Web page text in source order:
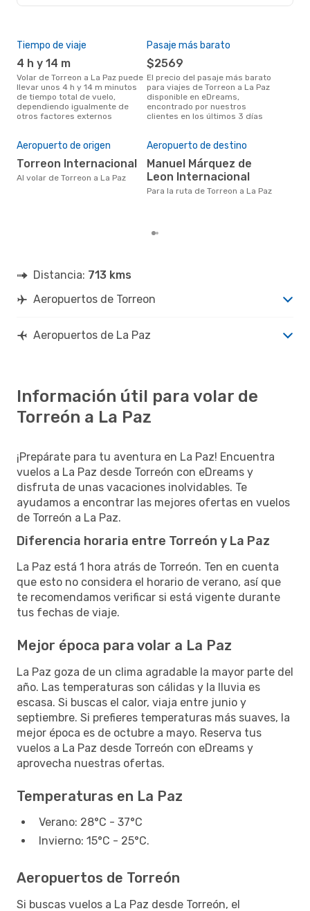
Tiempo de viaje
4 h y 14 m
Volar de Torreon a La Paz puede
llevar unos 4 h y 14 m minutos
de tiempo total de vuelo,
dependiendo igualmente de
otros factores externos
Pasaje más barato
$2569
El precio del pasaje más barato
para viajes de Torreon a La Paz
disponible en eDreams,
encontrado por nuestros
clientes en los últimos 3 días
Aeropuerto de origen
Torreon Internacional
Al volar de Torreon a La Paz
Aeropuerto de destino
Manuel Márquez de
Leon Internacional
Para la ruta de Torreon a La Paz
Distancia: 713 kms
Aeropuertos de Torreon
Aeropuertos de La Paz
Información útil para volar de
Torreón a La Paz
¡Prepárate para tu aventura en La Paz! Encuentra
vuelos a La Paz desde Torreón con eDreams y
disfruta de unas vacaciones inolvidables. Te
ayudamos a encontrar las mejores ofertas en vuelos
de Torreón a La Paz.
Diferencia horaria entre Torreón y La Paz
La Paz está 1 hora atrás de Torreón. Ten en cuenta
que esto no considera el horario de verano, así que
te recomendamos verificar si está vigente durante
tus fechas de viaje.
Mejor época para volar a La Paz
La Paz goza de un clima agradable la mayor parte del
año. Las temperaturas son cálidas y la lluvia es
escasa. Si buscas el calor, viaja entre junio y
septiembre. Si prefieres temperaturas más suaves, la
mejor época es de octubre a mayo. Reserva tus
vuelos a La Paz desde Torreón con eDreams y
aprovecha nuestras ofertas.
Temperaturas en La Paz
Verano: 28°C - 37°C
Invierno: 15°C - 25°C.
Aeropuertos de Torreón
Si buscas vuelos a La Paz desde Torreón, el